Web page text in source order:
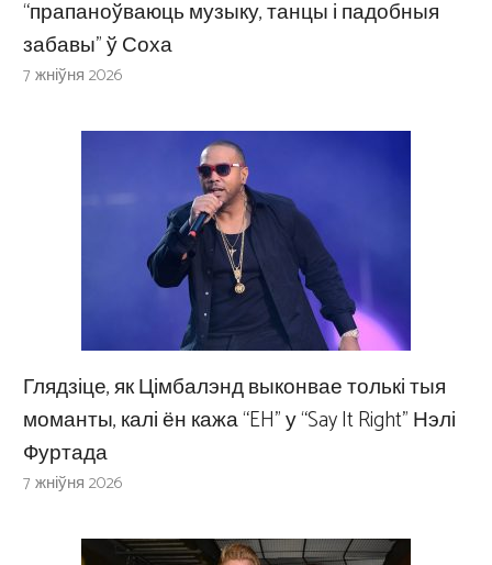
“прапаноўваюць музыку, танцы і падобныя
забавы” ў Соха
7 жніўня 2026
Глядзіце, як Цімбалэнд выконвае толькі тыя
моманты, калі ён кажа “EH” у “Say It Right” Нэлі
Фуртада
7 жніўня 2026